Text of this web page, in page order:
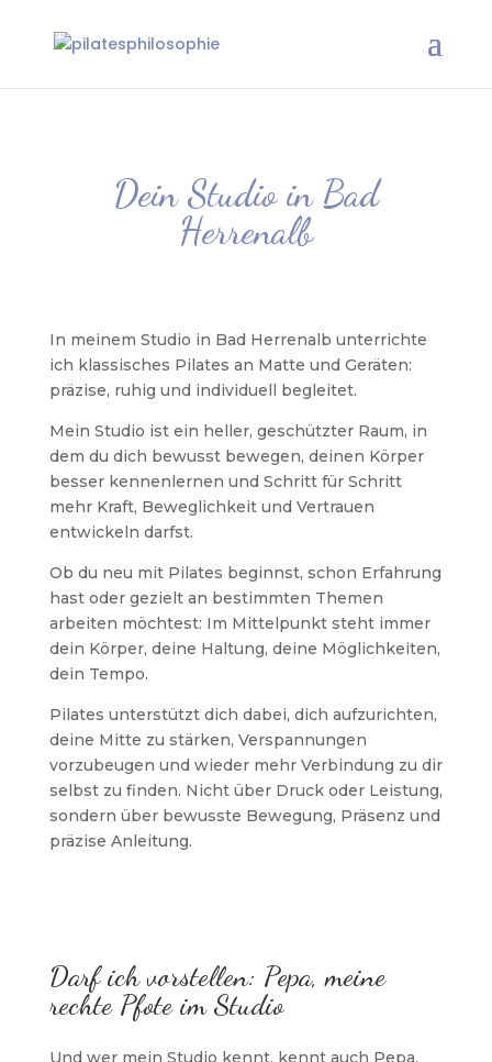
Dein Studio in Bad
Herrenalb
In meinem Studio in Bad Herrenalb unterrichte
ich klassisches Pilates an Matte und Geräten:
präzise, ruhig und individuell begleitet.
Mein Studio ist ein heller, geschützter Raum, in
dem du dich bewusst bewegen, deinen Körper
besser kennenlernen und Schritt für Schritt
mehr Kraft, Beweglichkeit und Vertrauen
entwickeln darfst.
Ob du neu mit Pilates beginnst, schon Erfahrung
hast oder gezielt an bestimmten Themen
arbeiten möchtest: Im Mittelpunkt steht immer
dein Körper, deine Haltung, deine Möglichkeiten,
dein Tempo.
Pilates unterstützt dich dabei, dich aufzurichten,
deine Mitte zu stärken, Verspannungen
vorzubeugen und wieder mehr Verbindung zu dir
selbst zu finden. Nicht über Druck oder Leistung,
sondern über bewusste Bewegung, Präsenz und
präzise Anleitung.
Darf ich vorstellen: Pepa, meine
rechte Pfote im Studio
Und wer mein Studio kennt, kennt auch Pepa.